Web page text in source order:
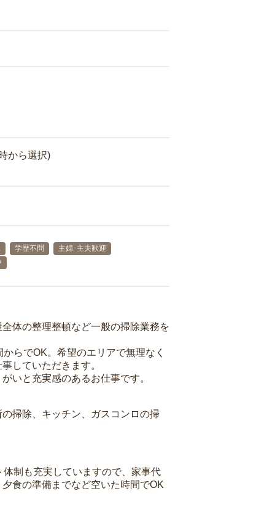
から選択)
学歴不問
主婦･主夫歓迎
体の整理整頓など一般の掃除業務を
らでOK。希望のエリアで無理なく
していただきます。
いと充実感のあるお仕事です。
掃除、キッチン、ガスコンロの掃
制も充実していますので、家事代
食の準備までなど空いた時間でOK